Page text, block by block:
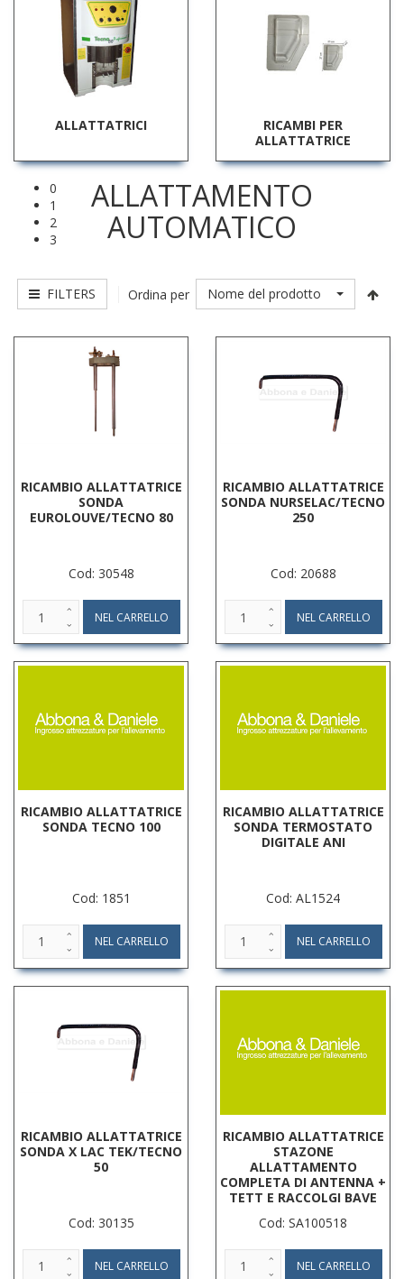
0
1
2
3
ALLATTATRICI
RICAMBI PER
ALLATTATRICE
ALLATTAMENTO
AUTOMATICO
FILTERS Ordina per Nome del prodotto
RICAMBIO ALLATTATRICE
SONDA
EUROLOUVE/TECNO 80
Cod: 30548
RICAMBIO ALLATTATRICE
SONDA NURSELAC/TECNO
250
Cod: 20688
RICAMBIO ALLATTATRICE
SONDA TECNO 100
Cod: 1851
RICAMBIO ALLATTATRICE
SONDA TERMOSTATO
DIGITALE ANI
Cod: AL1524
RICAMBIO ALLATTATRICE
SONDA X LAC TEK/TECNO
50
Cod: 30135
RICAMBIO ALLATTATRICE
STAZONE
ALLATTAMENTO
COMPLETA DI ANTENNA +
TETT E RACCOLGI BAVE
Cod: SA100518